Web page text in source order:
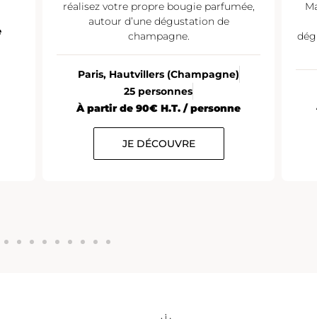
réalisez votre propre bougie parfumée,
autour d’une dégustation de
champagne.
Paris, Hautvillers (Champagne)
25 personnes
À partir de 90€ H.T. / personne
JE DÉCOUVRE